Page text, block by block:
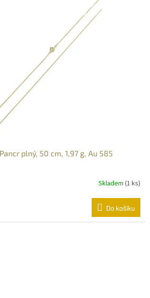
plný, 50 cm, 1,97 g, Au 585
Skladem (1 ks)
Do košíku